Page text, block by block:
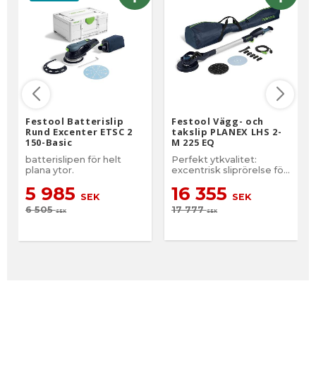
Festool Batterislip
Rund Excenter ETSC 2
150-Basic
batterislipen för helt
plana ytor.
5 985 SEK
6 505SEK
Festool Vägg- och
takslip PLANEX LHS 2-
M 225 EQ
Perfekt ytkvalitet:
excentrisk sliprörelse för
klass
16 355 SEK
17 777SEK